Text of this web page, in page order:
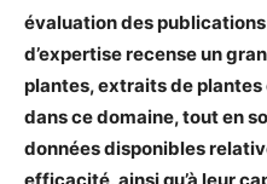
évaluation des
d’expertise recense un
plantes, extraits de
dans ce domaine, tout en
données disponibles